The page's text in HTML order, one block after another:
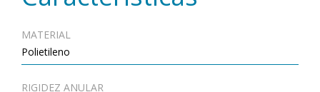
MATERIAL
Polietileno
RIGIDEZ ANULAR